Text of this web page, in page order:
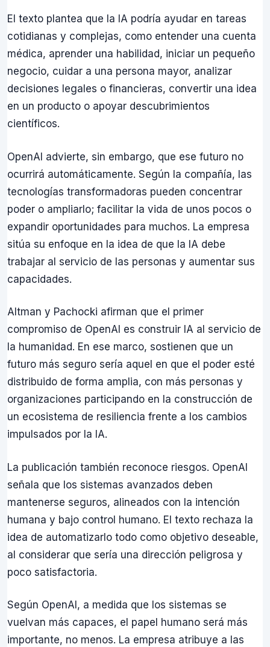
El texto plantea que la IA podría ayudar en tareas
cotidianas y complejas, como entender una cuenta
médica, aprender una habilidad, iniciar un pequeño
negocio, cuidar a una persona mayor, analizar
decisiones legales o financieras, convertir una idea
en un producto o apoyar descubrimientos
científicos.
OpenAI advierte, sin embargo, que ese futuro no
ocurrirá automáticamente. Según la compañía, las
tecnologías transformadoras pueden concentrar
poder o ampliarlo; facilitar la vida de unos pocos o
expandir oportunidades para muchos. La empresa
sitúa su enfoque en la idea de que la IA debe
trabajar al servicio de las personas y aumentar sus
capacidades.
Altman y Pachocki afirman que el primer
compromiso de OpenAI es construir IA al servicio de
la humanidad. En ese marco, sostienen que un
futuro más seguro sería aquel en que el poder esté
distribuido de forma amplia, con más personas y
organizaciones participando en la construcción de
un ecosistema de resiliencia frente a los cambios
impulsados por la IA.
La publicación también reconoce riesgos. OpenAI
señala que los sistemas avanzados deben
mantenerse seguros, alineados con la intención
humana y bajo control humano. El texto rechaza la
idea de automatizarlo todo como objetivo deseable,
al considerar que sería una dirección peligrosa y
poco satisfactoria.
Según OpenAI, a medida que los sistemas se
vuelvan más capaces, el papel humano será más
importante, no menos. La empresa atribuye a las